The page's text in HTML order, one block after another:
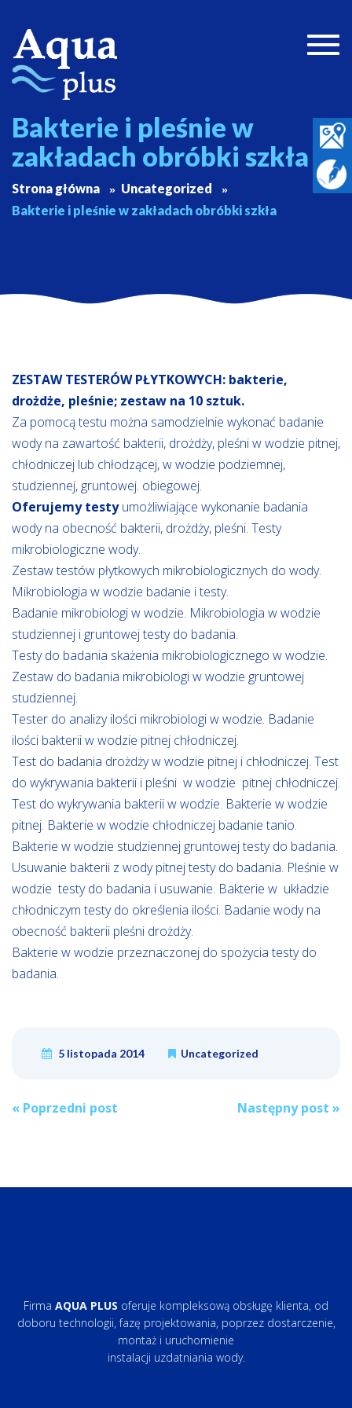
Bakterie i pleśnie w
zakładach obróbki szkła
Strona główna
Uncategorized
Bakterie i pleśnie w zakładach obróbki szkła
ZESTAW TESTERÓW PŁYTKOWYCH: bakterie,
drożdże, pleśnie; zestaw na 10 sztuk.
Za pomocą testu można samodzielnie wykonać badanie
wody na zawartość bakterii, drożdży, pleśni w wodzie pitnej,
chłodniczej lub chłodzącej, w wodzie podziemnej,
studziennej, gruntowej. obiegowej.
Oferujemy testyumożliwiające wykonanie badania
wody na obecność bakterii, drożdży, pleśni. Testy
mikrobiologiczne wody.
Zestaw testów płytkowych mikrobiologicznych do wody.
Mikrobiologia w wodzie badanie i testy.
Badanie mikrobiologi w wodzie. Mikrobiologia w wodzie
studziennej i gruntowej testy do badania.
Testy do badania skażenia mikrobiologicznego w wodzie.
Zestaw do badania mikrobiologi w wodzie gruntowej
studziennej.
Tester do analizy ilości mikrobiologi w wodzie. Badanie
ilości bakterii w wodzie pitnej chłodniczej.
Test do badania drożdży w wodzie pitnej i chłodniczej. Test
do wykrywania bakterii i pleśni w wodzie pitnej chłodniczej.
Test do wykrywania bakterii w wodzie. Bakterie w wodzie
pitnej. Bakterie w wodzie chłodniczej badanie tanio.
Bakterie w wodzie studziennej gruntowej testy do badania.
Usuwanie bakterii z wody pitnej testy do badania. Pleśnie w
wodzie testy do badania i usuwanie. Bakterie w układzie
chłodniczym testy do określenia ilości. Badanie wody na
obecność bakterii pleśni drożdży.
Bakterie w wodzie przeznaczonej do spożycia testy do
badania.
5 listopada 2014 Uncategorized
Post
« Poprzedni post Następny post »
Firma AQUA PLUS oferuje kompleksową obsługę klienta, od
doboru technologii, fazę projektowania, poprzez dostarczenie,
montaż i uruchomienie
instalacji uzdatniania wody.